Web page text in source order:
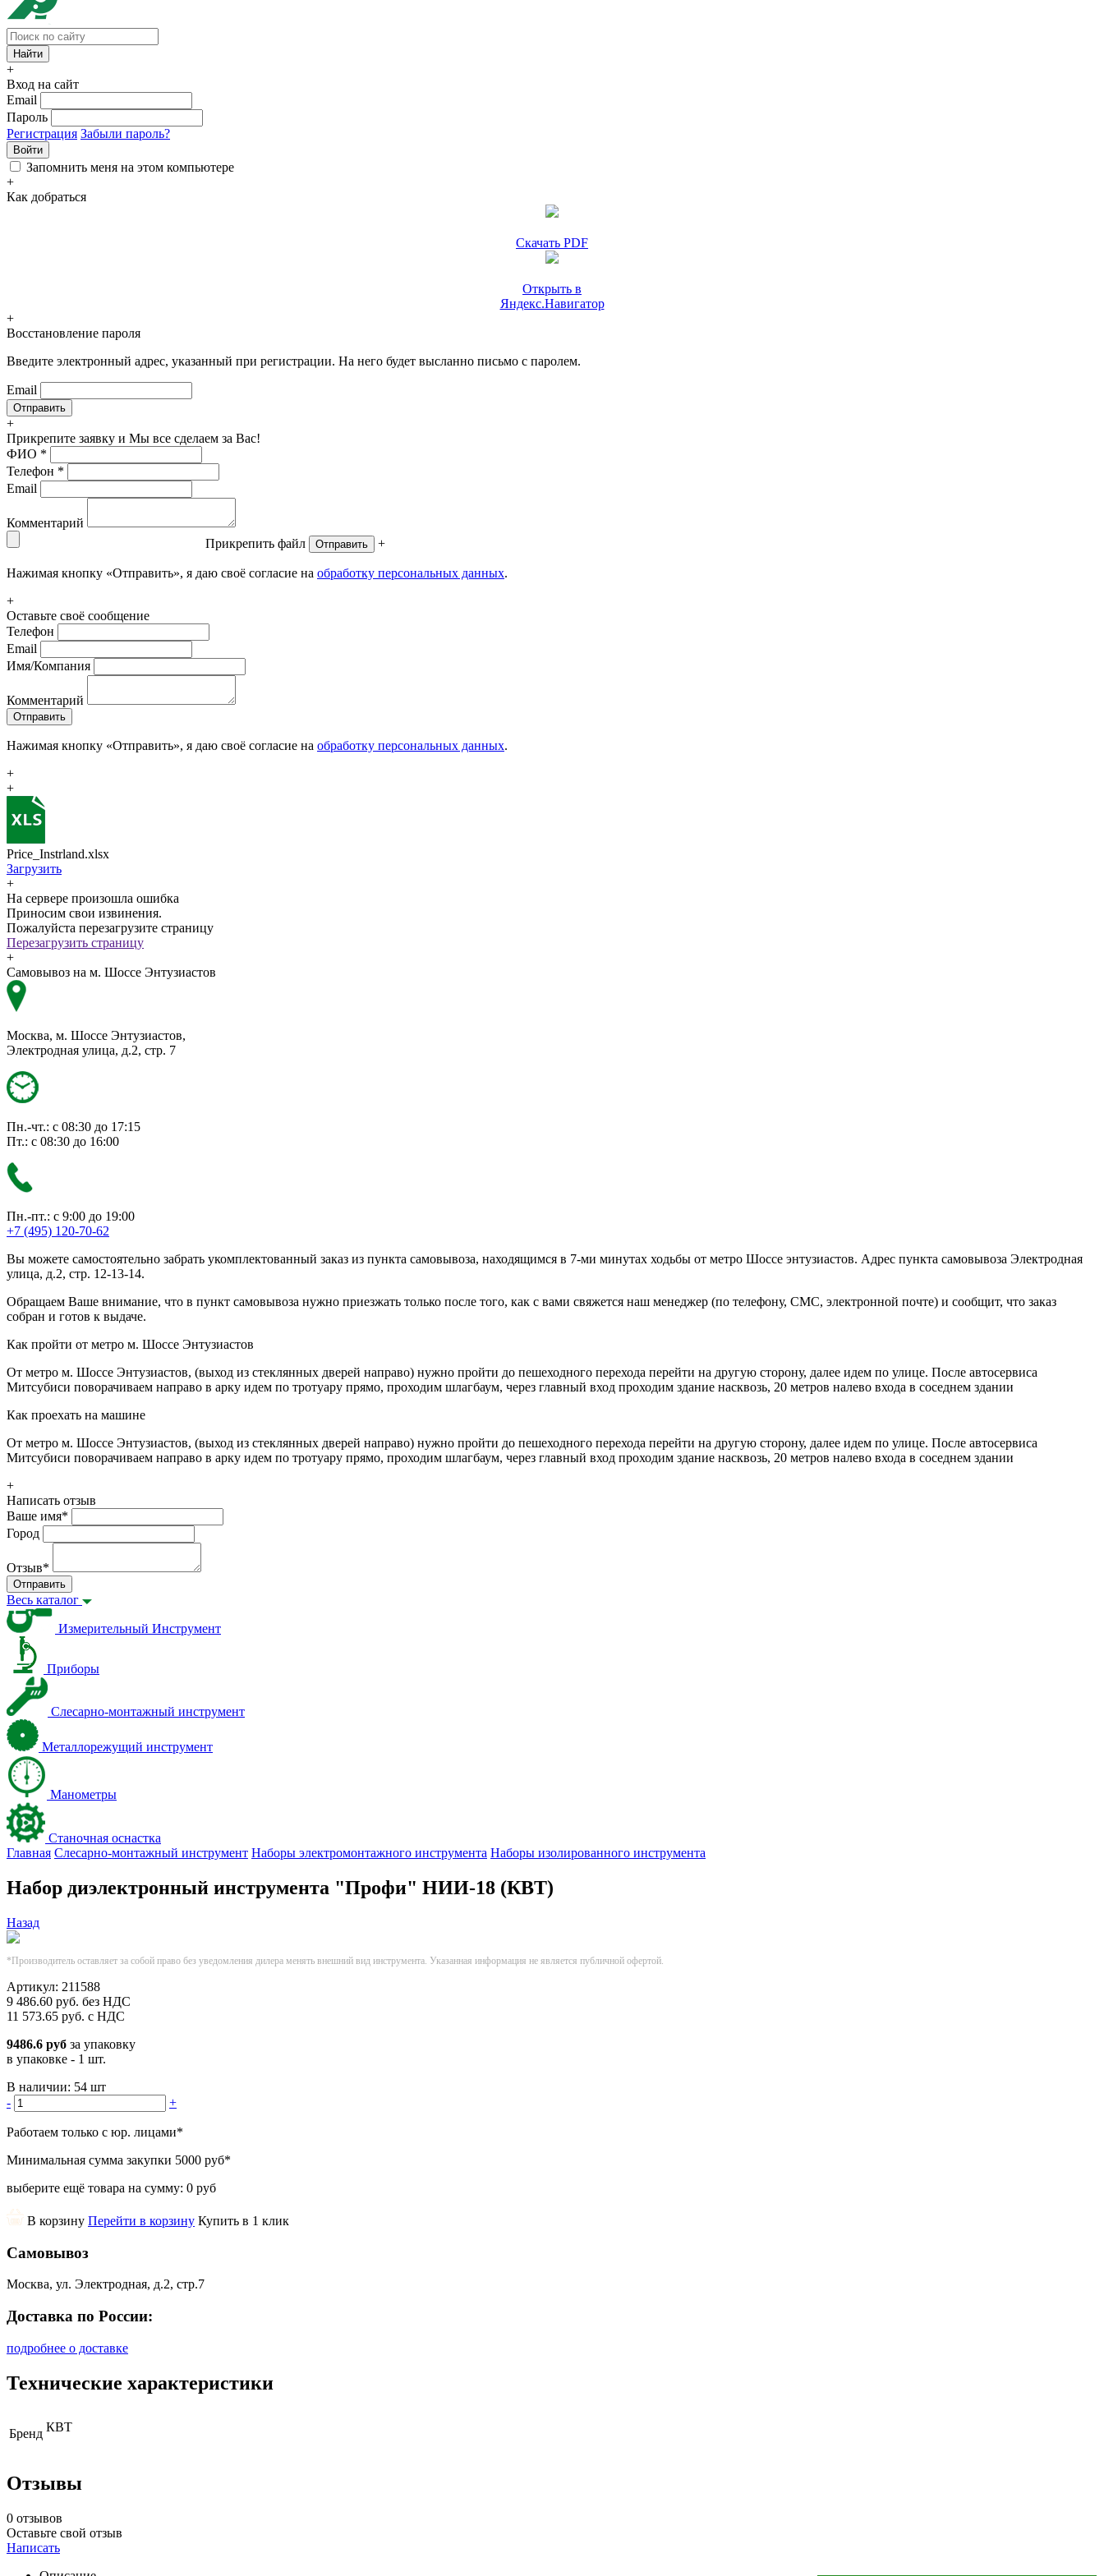
+
Вход на сайт
Email
Пароль
Регистрация Забыли пароль?
Войти
Запомнить меня на этом компьютере
+
Как добраться
Скачать PDF
Открыть в
Яндекс.Навигатор
+
Восстановление пароля
Введите электронный адрес, указанный при регистрации. На него будет высланно письмо с паролем.
Email
+
Прикрепите заявку и Мы все сделаем за Вас!
ФИО *
Телефон *
Email
Комментарий
Прикрепить файл
Отправить +
Нажимая кнопку «Отправить», я даю своё согласие на обработку персональных данных.
+
Оставьте своё сообщение
Телефон
Email
Имя/Компания
Комментарий
Отправить
Нажимая кнопку «Отправить», я даю своё согласие на обработку персональных данных.
+
+
Price_Instrland.xlsx
Загрузить
+
На сервере произошла ошибка
Приносим свои извинения.
Пожалуйста перезагрузите страницу
Перезагрузить страницу
+
Самовывоз на м. Шоссе Энтузиастов
Москва, м. Шоссе Энтузиастов,
Электродная улица, д.2, стр. 7
Пн.-чт.: с 08:30 до 17:15
Пт.: с 08:30 до 16:00
Пн.-пт.: с 9:00 до 19:00
+7 (495) 120-70-62
Вы можете самостоятельно забрать укомплектованный заказ из пункта самовывоза, находящимся в 7-ми минутах ходьбы от метро Шоссе энтузиастов. Адрес пункта самовывоза Электродная
улица, д.2, стр. 12-13-14.
Обращаем Ваше внимание, что в пункт самовывоза нужно приезжать только после того, как с вами свяжется наш менеджер (по телефону, СМС, электронной почте) и сообщит, что заказ
собран и готов к выдаче.
Как пройти от метро м. Шоссе Энтузиастов
От метро м. Шоссе Энтузиастов, (выход из стеклянных дверей направо) нужно пройти до пешеходного перехода перейти на другую сторону, далее идем по улице. После автосервиса
Митсубиси поворачиваем направо в арку идем по тротуару прямо, проходим шлагбаум, через главный вход проходим здание насквозь, 20 метров налево входа в соседнем здании
Как проехать на машине
От метро м. Шоссе Энтузиастов, (выход из стеклянных дверей направо) нужно пройти до пешеходного перехода перейти на другую сторону, далее идем по улице. После автосервиса
Митсубиси поворачиваем направо в арку идем по тротуару прямо, проходим шлагбаум, через главный вход проходим здание насквозь, 20 метров налево входа в соседнем здании
+
Написать отзыв
Ваше имя*
Город
Отзыв*
Отправить
Весь каталог
Измерительный Инструмент
Приборы
Слесарно-монтажный инструмент
Металлорежущий инструмент
Манометры
Станочная оснастка
Главная Слесарно-монтажный инструмент Наборы электромонтажного инструмента Наборы изолированного инструмента
Набор диэлектронный инструмента "Профи" НИИ-18 (КВТ)
Назад
*Производитель оставляет за собой право без уведомления дилера менять внешний вид инструмента. Указанная информация не является публичной офертой.
Артикул: 211588
9 486.60 руб. без НДС
11 573.65 руб. с НДС
9486.6 руб за упаковку
в упаковке - 1 шт.
В наличии: 54 шт
-
+
Работаем только с юр. лицами*
Минимальная сумма закупки 5000 руб*
выберите ещё товара на сумму: 0 руб
В корзину Перейти в корзину Купить в 1 клик
Самовывоз
Москва, ул. Электродная, д.2, стр.7
Доставка по России:
подробнее о доставке
Технические характеристики
Бренд КВТ
Отзывы
0 отзывов
Оставьте свой отзыв
Написать